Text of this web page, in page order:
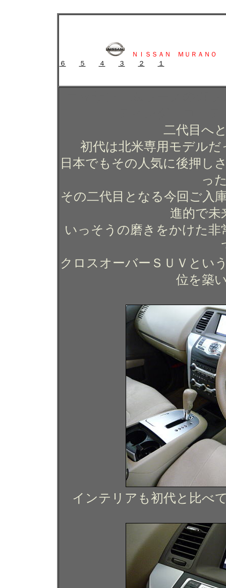
ＮＩＳＳＡＮ ＭＵＲＡＮＯ
６
５ ４ ３ ２ １
二代目へ
初代は北米専用モデル
日本でもその人気に後押し
っ
その二代目となる今回ご入
進的で未
いっそうの磨きをかけた
クロスオーバーＳＵＶとい
位を築
インテリアも初代と比べ